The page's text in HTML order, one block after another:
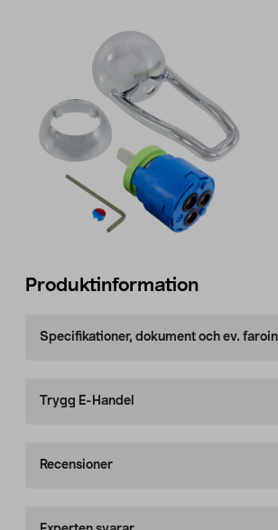
Produktinformation
Specifikationer, dokument och ev.
Trygg E-Handel
Recensioner